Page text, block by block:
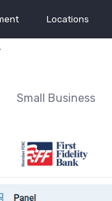
Locations
Small Business